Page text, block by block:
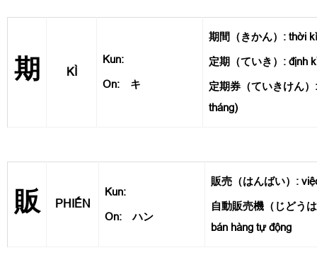
期 KÌ
Kun:
On: キ
期間（きかん）: thời
定期（ていき）: định
定期券（ていきけん
tháng)
販 PHIẾN
Kun:
On: ハン
販売（はんばい）:
自動販売機（じどう
bán hàng tự động